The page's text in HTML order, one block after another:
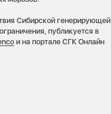
Сибирской генерирующей
публикуется в
и на портале СГК Онлайн